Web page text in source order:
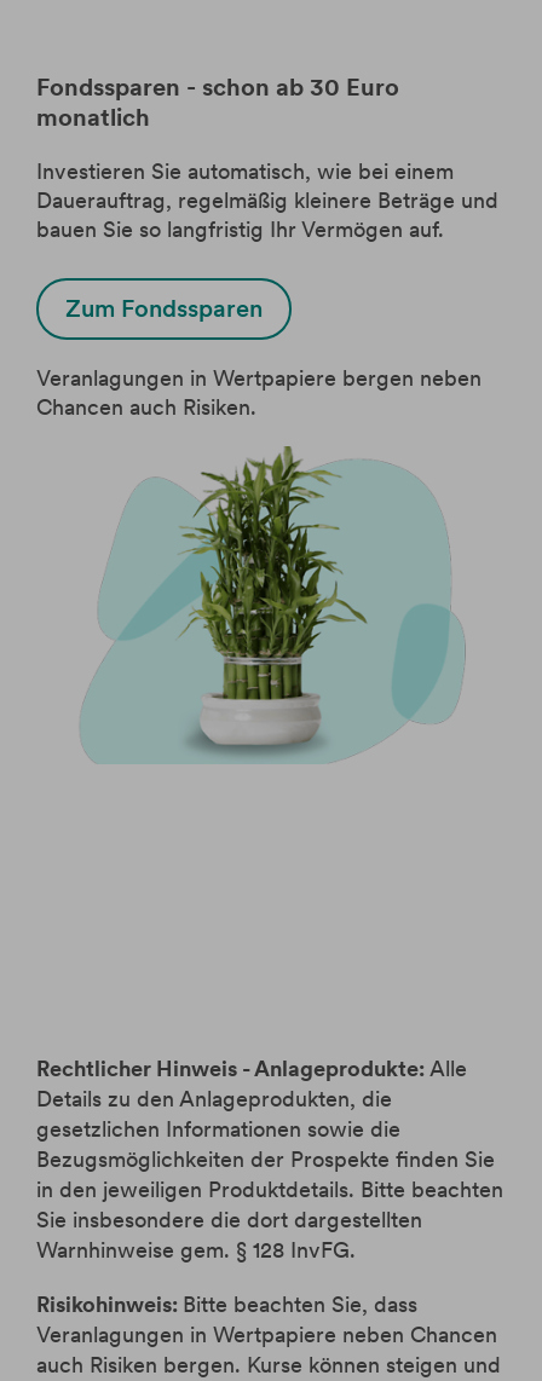
Fondssparen - schon ab 30 Euro
monatlich
Investieren Sie automatisch, wie bei einem
Dauerauftrag, regelmäßig kleinere Beträge und
bauen Sie so langfristig Ihr Vermögen auf.
Zum Fondssparen
Veranlagungen in Wertpapiere bergen neben
Chancen auch Risiken.
Rechtlicher Hinweis - Anlageprodukte: Alle
Details zu den Anlageprodukten, die
gesetzlichen Informationen sowie die
Bezugsmöglichkeiten der Prospekte finden Sie
in den jeweiligen Produktdetails. Bitte beachten
Sie insbesondere die dort dargestellten
Warnhinweise gem. § 128 InvFG.
Risikohinweis: Bitte beachten Sie, dass
Veranlagungen in Wertpapiere neben Chancen
auch Risiken bergen. Kurse können steigen und